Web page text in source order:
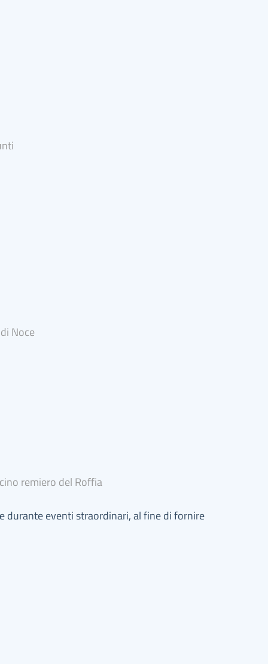
Noce
remiero del Roffia
durante eventi straordinari, al fine di fornire